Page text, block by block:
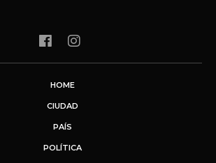
HOME
CIUDAD
PAÍS
POLÍTICA